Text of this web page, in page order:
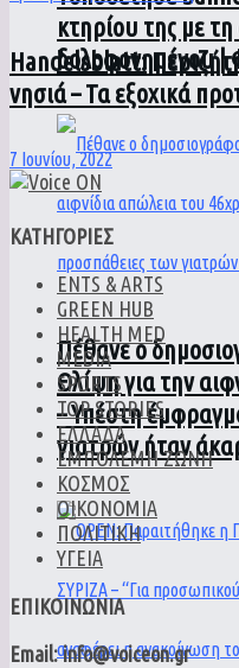
κτηρίου της με
δολοφονημένου
Πέθανε ο
Θλίψη για την
– Υπέστη
γιατρών ήταν
Handelsblatt:
νησιά – Τα εξοχικά
7 Ιουνίου, 2022
ΚΑΤΗΓΟΡΙΕΣ
ENTS & ARTS
GREEN HUB
HEALTH MED
MEDIA
SPORTS
TOP STORIES
ΕΛΛΑΔΑ
ΕΜΠΟΛΕΜΗ ΖΩΝΗ
ΚΟΣΜΟΣ
ΟΙΚΟΝΟΜΙΑ
ΠΟΛΙΤΙΚΗ
ΥΓΕΙΑ
ΕΠΙΚΟΙΝΩΝΙΑ
Email: info@voiceon.gr